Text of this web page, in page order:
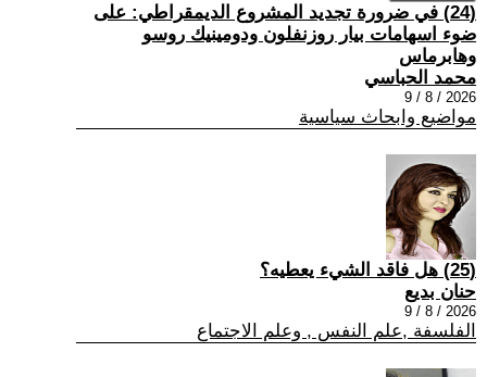
(24) في ضرورة تجديد المشروع الديمقراطي: على
ضوء اسهامات بيار روزنفلون ودومينيك روسو
وهابرماس
محمد الحباسي
2026 / 8 / 9
مواضيع وابحاث سياسية
(25) هل فاقد الشيء يعطيه؟
حنان بديع
2026 / 8 / 9
الفلسفة ,علم النفس , وعلم الاجتماع